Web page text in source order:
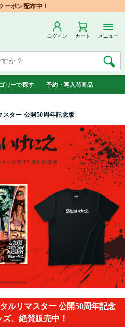
ーポン配布中！
ログイン カート メニュー
リーで探す 予約・再入荷商品
ター 公開50周年記念版
ルリマスター 公開50周年記念
、絶賛販売中！